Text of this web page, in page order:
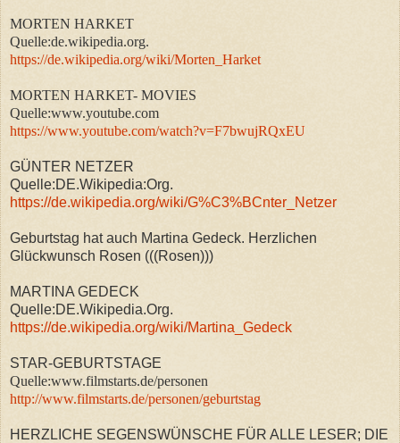
MORTEN HARKET
Quelle:de.wikipedia.org.
https://de.wikipedia.org/wiki/Morten_Harket
MORTEN HARKET- MOVIES
Quelle:www.youtube.com
https://www.youtube.com/watch?v=F7bwujRQxEU
GÜNTER NETZER
Quelle:DE.Wikipedia:Org.
https://de.wikipedia.org/wiki/G%C3%BCnter_Netzer
Geburtstag hat auch Martina Gedeck. Herzlichen
Glückwunsch Rosen (((Rosen)))
MARTINA GEDECK
Quelle:DE.Wikipedia.Org.
https://de.wikipedia.org/wiki/Martina_Gedeck
STAR-GEBURTSTAGE
Quelle:www.filmstarts.de/personen
http://www.filmstarts.de/personen/geburtstag
HERZLICHE SEGENSWÜNSCHE FÜR ALLE LESER; DIE